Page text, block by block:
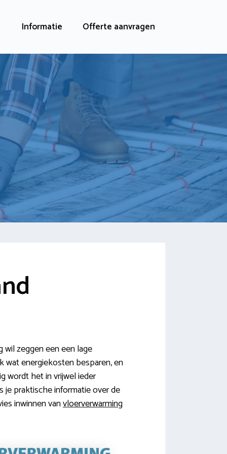
Informatie Offerte aanvragen
zeggen een een lage
wat energiekosten besparen, en
wordt het in vrijwel ieder
praktische informatie over de
inwinnen vanvloerverwarming